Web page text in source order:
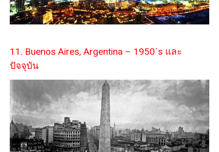
11. Buenos Aires, Argentina – 1950´s และ
ปัจจุบัน